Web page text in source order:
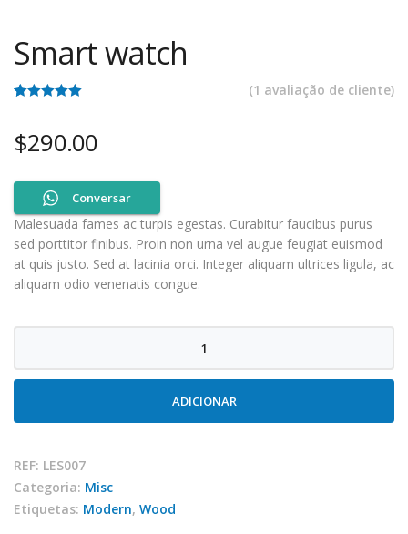
Smart watch
5 com base
em
(1 avaliação de cliente)
$290.00
Conversar
Malesuada fames ac turpis egestas. Curabitur faucibus purus
sed porttitor finibus. Proin non urna vel augue feugiat euismod
at quis justo. Sed at lacinia orci. Integer aliquam ultrices ligula, ac
aliquam odio venenatis congue.
Smart
ADICIONAR
REF: LES007
Categoria: Misc
Etiquetas: Modern, Wood